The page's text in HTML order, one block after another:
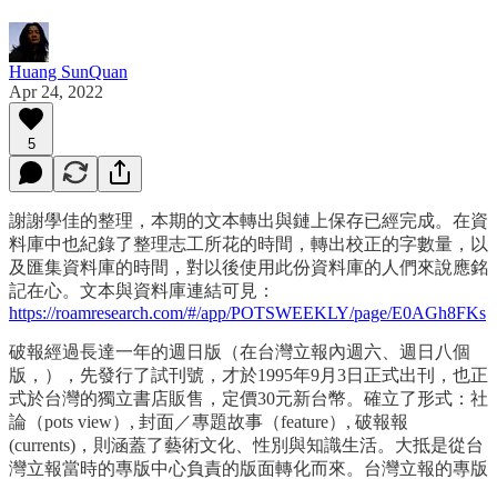
Huang SunQuan
Apr 24, 2022
5
謝謝學佳的整理，本期的文本轉出與鏈上保存已經完成。在資
料庫中也紀錄了整理志工所花的時間，轉出校正的字數量，以
及匯集資料庫的時間，對以後使用此份資料庫的人們來說應銘
記在心。文本與資料庫連結可見：
https://roamresearch.com/#/app/POTSWEEKLY/page/E0AGh8FKs
破報經過長達一年的週日版（在台灣立報內週六、週日八個
版，），先發行了試刊號，才於1995年9月3日正式出刊，也正
式於台灣的獨立書店販售，定價30元新台幣。確立了形式：社
論（pots view）, 封面／專題故事（feature）, 破報報
(currents)，則涵蓋了藝術文化、性別與知識生活。大抵是從台
灣立報當時的專版中心負責的版面轉化而來。台灣立報的專版